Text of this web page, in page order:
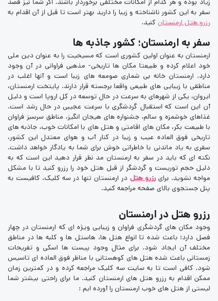
زیاد بوده و هر کدام از امکانات مختلفی برخوردار باشند. اگر شما نیز قصد
سفر به این کشور ناشناخته و زیبا را دارید بهتر است تا قبل از آن اقدام به
رزرو هتل ارمنستان کنید.
سفر به ارمنستان؛ کشور جاذبه ها
ارمنستان به عنوان اولین کشوری است که مسیحیت را به عنوان دین ملی
خود اعلام کرده و طبیعتا مکان ها تاریخی- مذهبی فراوانی در آن وجود
دارد. ارمنستان خانه بی شماری صومعه های زیبا است و آنها اغلب در
مناطقی با زیبایی های طبیعی واقعا برجسته قرار دارند. پایتخت ارمنستان،
ایروان، یکی از شهرهای به سرعت در حال توسعه در کل اروپا است و دلیل
آن این است که استقبال گردشگری با سرعت عجیبی در حال رشد است.
غذاهای خوشمزه و سالم، جشنواره های هیجان انگیز، مناطق سرسبز فراوان
با طبیعت بکر، مکان های اقامتی و هتل های با امکانات خوب، جاذبه های
تاریخی فوق العاده عیب و زیبا در کنار آب و هوای معتدل این کشور،
سفری به یاد ماندنی با خاطراتی خوش برای شما به یادگار خواهد داشت.
نکته ای که باید در سفر به ارمنستان مد نظر قرار دهید این است که به
دلیل حجم توریست و گردشگر از قبل هتل خود را رزرو کنید تا با مشکل
مواجه نشوید. برای رزرو هتل در ارمنستان تنها در سه کلیک، کافیست به
پنل جستجوی بالای صفحه مراجعه کنید.
رزرو هتل در ارمنستان
وجود مکان های گردشگری فراوان و زیبایی ویژه ای که ارمنستان در چهار
فصل دارد؛ باعث شده تا انواع هتل ها، هاستل ها و کلبه ها در مناطق
مختلف آن ایجاد شود. برای مثال وجود پیست ها اسکی و تفریحات
زمستانی باعث شده هتل های کوهستانی با مناظر فوق العاده ای تاسیس
شود. کافی است تا به سایت سه کلیک مراجعه کرده و در کمترین زمان
ممکن اقدام به رزرو هتل های ارمنستان کنید. ما برای راحتی بیشتر شما
لیستی از هتل های خوب ارمنستان را آورده ایم :